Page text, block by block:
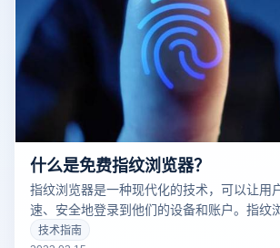
什么是免费指纹浏览器？
指纹浏览器是一种现代化的技术，可以让用
速、安全地登录到他们的设备和账户。指纹
现代科技的标志之一，并且越来越多的人开
技术指南